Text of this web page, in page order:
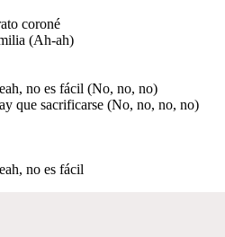
coroné
(Ah-ah)
no es fácil (No, no, no)
que sacrificarse (No, no, no, no)
no es fácil